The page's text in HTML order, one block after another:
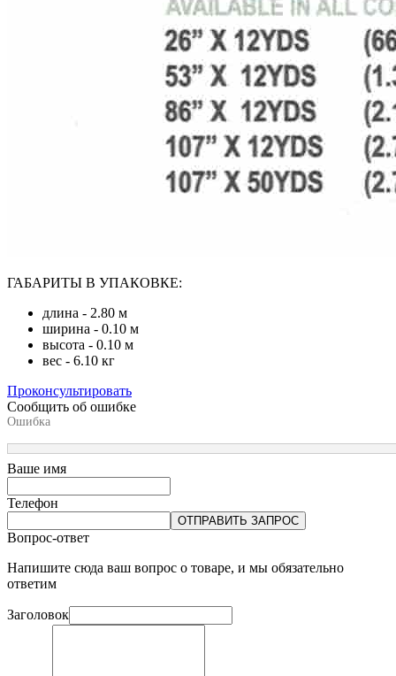
ГАБАРИТЫ В УПАКОВКЕ:
длина - 2.80 м
ширина - 0.10 м
высота - 0.10 м
вес - 6.10 кг
Проконсультировать
Сообщить об ошибке
Ошибка
Ваше имя
Телефон
ОТПРАВИТЬ ЗАПРОС
Вопрос-ответ
Напишите сюда ваш вопрос о товаре, и мы обязательно
ответим
Заголовок